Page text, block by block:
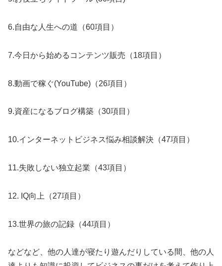
6.自由な人生への道（60項目）
7.今日から始めるコンテンツ販売（18項目）
8.動画で稼ぐ(YouTube)（26項目）
9.資産になるブログ構築（30項目）
10.インターネットビジネス悩み相談解決（47項目）
11.失敗しない独立起業（43項目）
12. IQ向上（27項目）
13.世界の旅の記録（44項目）
などなど、他の人達が寝たり遊んだりしている間、他の人